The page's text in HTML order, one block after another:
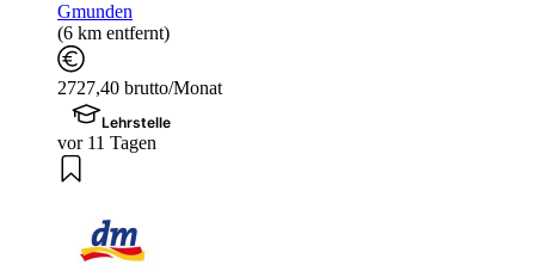
Gmunden
(6 km entfernt)
2727,40 brutto/Monat
Lehrstelle
vor 11 Tagen